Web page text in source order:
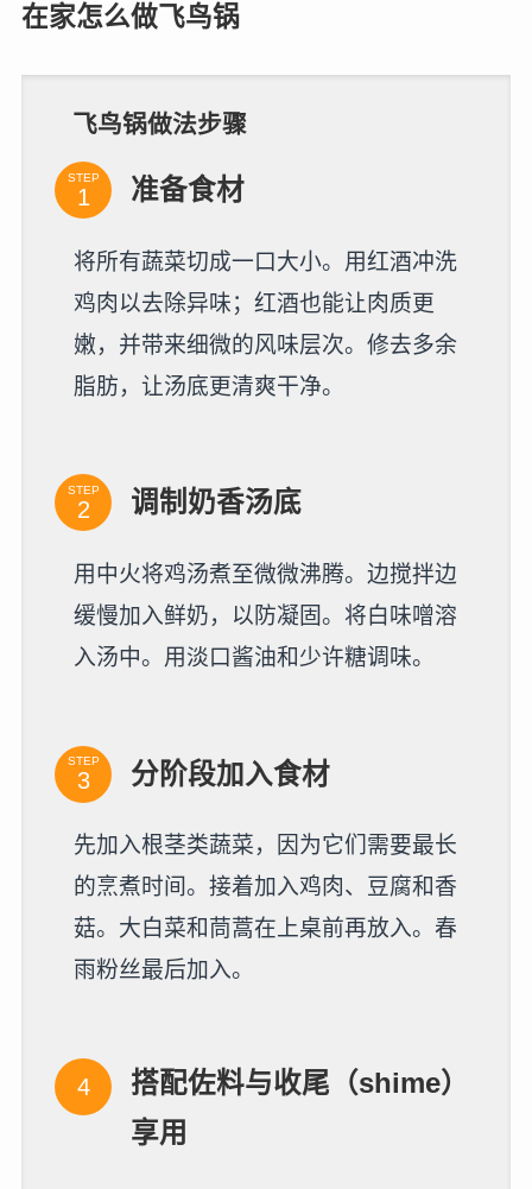
在家怎么做飞鸟锅
飞鸟锅做法步骤
STEP 准备食材
将所有蔬菜切成一口大小。用红酒冲洗
鸡肉以去除异味；红酒也能让肉质更
嫩，并带来细微的风味层次。修去多余
脂肪，让汤底更清爽干净。
STEP 调制奶香汤底
用中火将鸡汤煮至微微沸腾。边搅拌边
缓慢加入鲜奶，以防凝固。将白味噌溶
入汤中。用淡口酱油和少许糖调味。
STEP 分阶段加入食材
先加入根茎类蔬菜，因为它们需要最长
的烹煮时间。接着加入鸡肉、豆腐和香
菇。大白菜和茼蒿在上桌前再放入。春
雨粉丝最后加入。
搭配佐料与收尾（shime）
享用